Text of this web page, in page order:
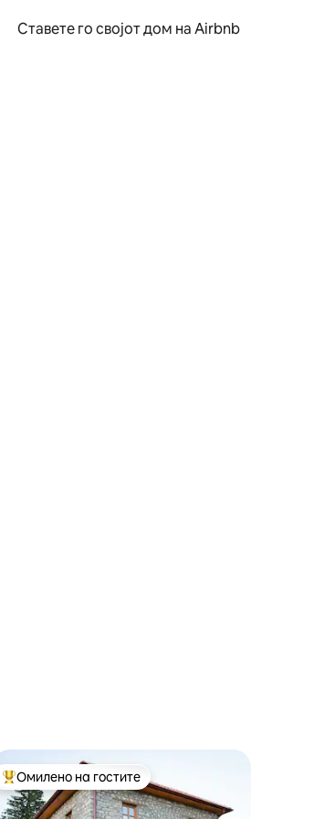
Ставете го својот дом на Airbnb
Меѓу најуспешните „Омилени на гостите“
Омилено на гостите